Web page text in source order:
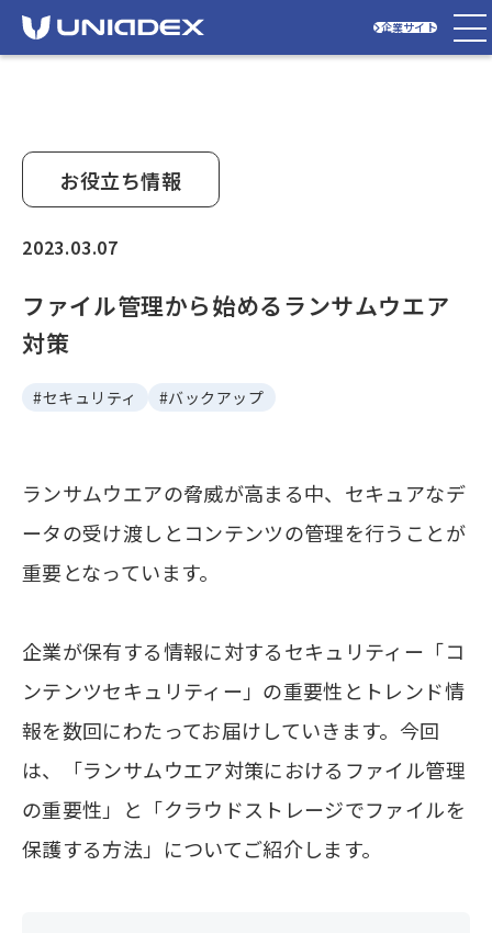
企業サイト
お役立ち情報
2023.03.07
ファイル管理から始めるランサムウエア
対策
#セキュリティ #バックアップ
ランサムウエアの脅威が高まる中、セキュアなデ
ータの受け渡しとコンテンツの管理を行うことが
重要となっています。
企業が保有する情報に対するセキュリティー「コ
ンテンツセキュリティー」の重要性とトレンド情
報を数回にわたってお届けしていきます。今回
は、「ランサムウエア対策におけるファイル管理
の重要性」と「クラウドストレージでファイルを
保護する方法」についてご紹介します。